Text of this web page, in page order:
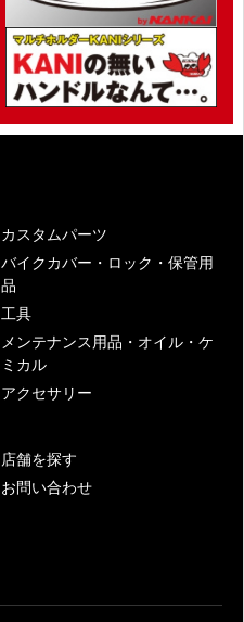
カスタムパーツ
バイクカバー・ロック・保管用
品
工具
メンテナンス用品・オイル・ケ
ミカル
アクセサリー
店舗を探す
お問い合わせ